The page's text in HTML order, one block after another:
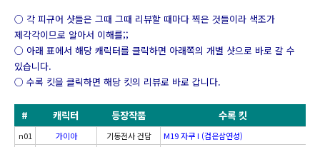
○ 각 피규어 샷들은 그때 그때 리뷰할 때마다 찍은 것들이라 색조가
제각각이므로 알아서 이해를;;
○ 아래 표에서 해당 캐릭터를 클릭하면 아래쪽의 개별 샷으로 바로 갈 수
있습니다.
○ 수록 킷을 클릭하면 해당 킷의 리뷰로 바로 갑니다.
# 캐릭터 등장작품 수록 킷
n01 가이아 기동전사 건담
M19 자쿠 I (검은삼연성)